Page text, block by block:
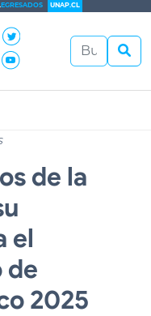
EGRESADOS UNAP.CL
de la
el
de
2025